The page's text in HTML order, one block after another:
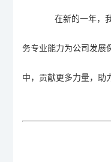
在新的一年，
务专业能力为公司发展
中，贡献更多力量，助